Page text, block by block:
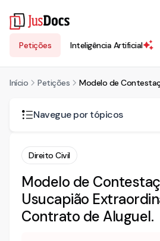
Petições Inteligência Artificial
Início Petições
Navegue por tópicos
É possível inquilino requerer
assunto?
Direito Civil
Modelo de
Usucapião
Contrato de Aluguel.